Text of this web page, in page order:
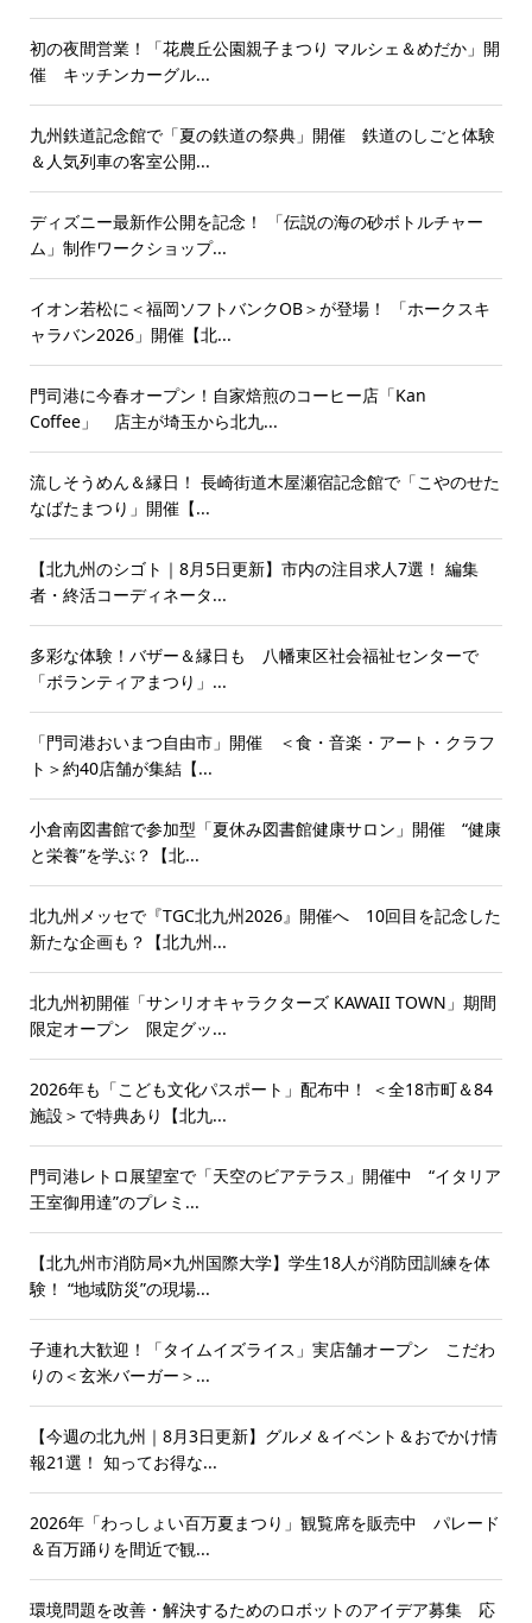
初の夜間営業！「花農丘公園親子まつり マルシェ＆めだか」開
催 キッチンカーグル...
九州鉄道記念館で「夏の鉄道の祭典」開催 鉄道のしごと体験
＆人気列車の客室公開...
ディズニー最新作公開を記念！ 「伝説の海の砂ボトルチャー
ム」制作ワークショップ...
イオン若松に＜福岡ソフトバンクOB＞が登場！ 「ホークスキ
ャラバン2026」開催【北...
門司港に今春オープン！自家焙煎のコーヒー店「Kan
Coffee」 店主が埼玉から北九...
流しそうめん＆縁日！ 長崎街道木屋瀬宿記念館で「こやのせた
なばたまつり」開催【...
【北九州のシゴト｜8月5日更新】市内の注目求人7選！ 編集
者・終活コーディネータ...
多彩な体験！バザー＆縁日も 八幡東区社会福祉センターで
「ボランティアまつり」...
「門司港おいまつ自由市」開催 ＜食・音楽・アート・クラフ
ト＞約40店舗が集結【...
小倉南図書館で参加型「夏休み図書館健康サロン」開催 “健康
と栄養”を学ぶ？【北...
北九州メッセで『TGC北九州2026』開催へ 10回目を記念した
新たな企画も？【北九州...
北九州初開催「サンリオキャラクターズ KAWAII TOWN」期間
限定オープン 限定グッ...
2026年も「こども文化パスポート」配布中！ ＜全18市町＆84
施設＞で特典あり【北九...
門司港レトロ展望室で「天空のビアテラス」開催中 “イタリア
王室御用達”のプレミ...
【北九州市消防局×九州国際大学】学生18人が消防団訓練を体
験！ “地域防災”の現場...
子連れ大歓迎！「タイムイズライス」実店舗オープン こだわ
りの＜玄米バーガー＞...
【今週の北九州｜8月3日更新】グルメ＆イベント＆おでかけ情
報21選！ 知ってお得な...
2026年「わっしょい百万夏まつり」観覧席を販売中 パレード
＆百万踊りを間近で観...
環境問題を改善・解決するためのロボットのアイデア募集 応